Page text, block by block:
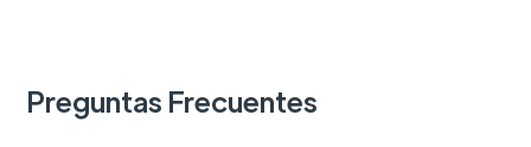
Preguntas Frecuentes